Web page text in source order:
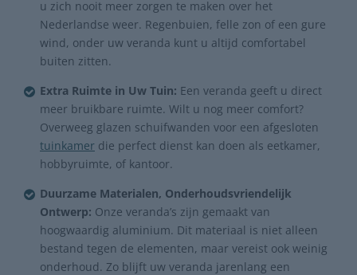
u zich nooit meer zorgen te maken over het
Nederlandse weer. Regenbuien, felle zon of een gure
wind, onder uw veranda kunt u altijd comfortabel
buiten zitten.
Extra Ruimte in Uw Tuin: Een veranda geeft u direct
meer bruikbare ruimte. Wilt u nog meer comfort?
Overweeg glazen schuifwanden voor een afgesloten
tuinkamer die perfect dienst kan doen als eetkamer,
hobbyruimte, of kantoor.
Duurzame Materialen, Onderhoudsvriendelijk
Ontwerp: Onze veranda’s zijn gemaakt van
hoogwaardig aluminium. Dit materiaal is niet alleen
bestand tegen de elementen, maar vereist ook weinig
onderhoud. Zo blijft uw veranda jarenlang een